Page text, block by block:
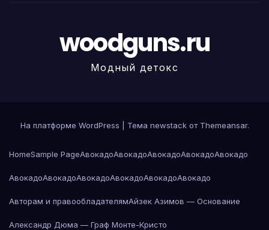
woodguns.ru
Модный детокс
На платформе WordPress Тема newstack от Themeansar.
HomeSample PageАвокадоАвокадоАвокадоАвокадоАвокадо
АвокадоАвокадоАвокадоАвокадоАвокадоАвокадо
Авторам и правообладателямАйзек Азимов — Основание
Александр Дюма — Граф Монте-Кристо